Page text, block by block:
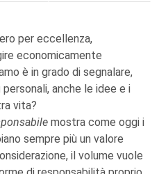
per eccellenza,
economicamente
è in grado di segnalare,
anche le idee e i
vita?
mostra come oggi i
sempre più un valore
il volume vuole